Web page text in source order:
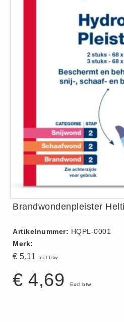
Betalingsmogelijkheden
Retourneren
Algemene Voorwaarden
Vacatures
Winkel
(20)
ACTIE
Actie (5)
AED
AED apparaten (11)
Brandwondenpleister
Artikelnummer: HQPL-0001
Merk:
€ 5,11 Incl btw
€ 4,69 Excl btw